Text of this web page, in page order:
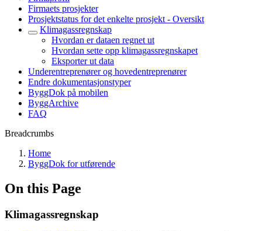
Firmaets prosjekter
Prosjektstatus for det enkelte prosjekt - Oversikt
Klimagassregnskap
Hvordan er dataen regnet ut
Hvordan sette opp klimagassregnskapet
Eksporter ut data
Underentreprenører og hovedentreprenører
Endre dokumentasjonstyper
ByggDok på mobilen
ByggArchive
FAQ
Breadcrumbs
Home
ByggDok for utførende
On this Page
Klimagassregnskap